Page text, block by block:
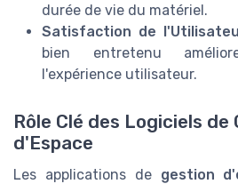
durée de vie du matériel.
Satisfaction de
bien entretenu
l'expérience utilisateur.
Rôle Clé des Logiciels de
d'Espace
Les applications de gestion